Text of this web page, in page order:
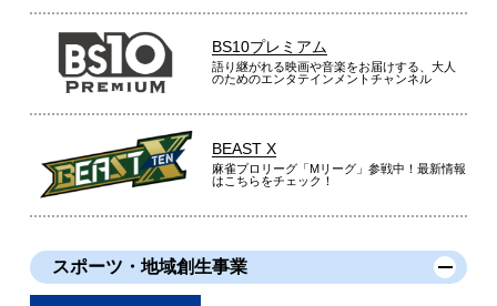
BS10プレミアム
語り継がれる映画や音楽をお届けする、大人
のためのエンタテインメントチャンネル
BEAST X
麻雀プロリーグ「Mリーグ」参戦中！最新情報
はこちらをチェック！
スポーツ・地域創生事業